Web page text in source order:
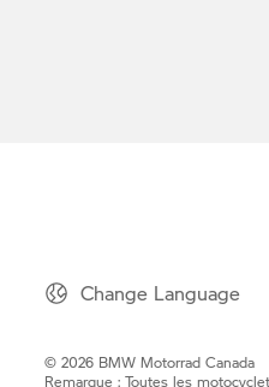
Change Language
© 2026 BMW Motorrad Canada
Remarque : Toutes les